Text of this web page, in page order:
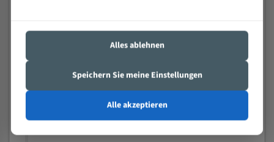
Nichteisenmetalle
Speziell entwickelt für Profile / Rohre
Kleine und mittlere Profile / Kleine Durchmesser
Alles ablehnen
Speichern Sie meine Einstellungen
Alle akzeptieren